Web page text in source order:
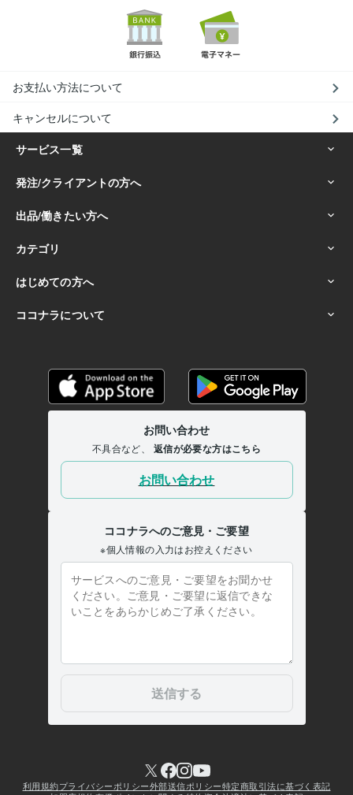
お支払い方法について
キャンセルについて